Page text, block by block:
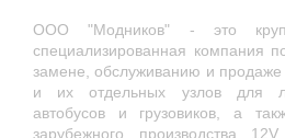
ООО "Модников" - это
специализированная компания
замене, обслуживанию и продаже
и их отдельных узлов для
автобусов и грузовиков, а
зарубежного производства